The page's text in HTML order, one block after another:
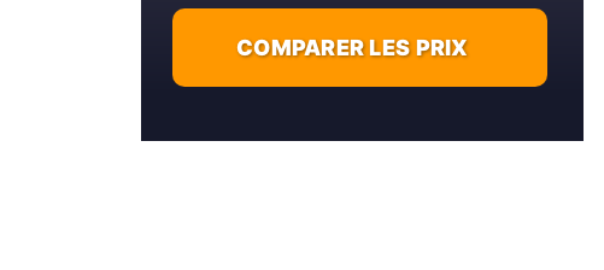
COMPARER LES PRIX